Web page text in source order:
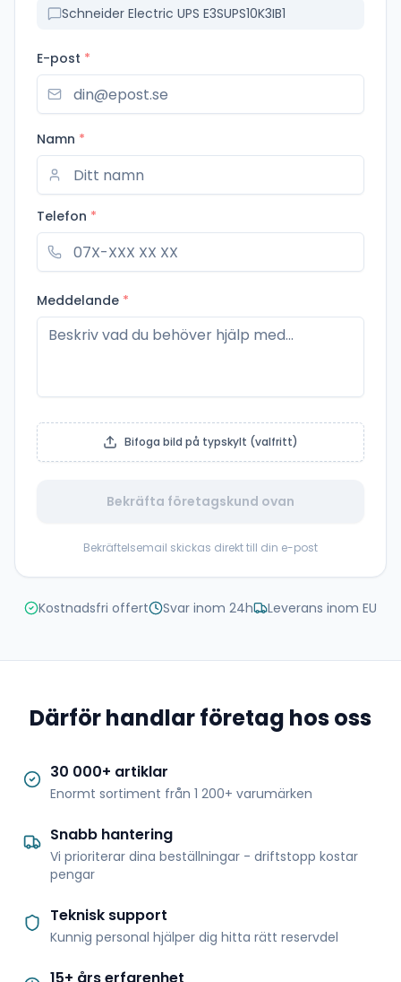
Schneider Electric UPS E3SUPS10K3IB1
E-post *
Namn *
Telefon *
Meddelande *
Bifoga bild på typskylt (valfritt)
Bekräfta företagskund ovan
Bekräftelsemail skickas direkt till din e-post
Kostnadsfri offert Svar inom 24h Leverans inom EU
Därför handlar företag hos oss
30 000+ artiklar
Enormt sortiment från 1 200+ varumärken
Snabb hantering
Vi prioriterar dina beställningar - driftstopp kostar
pengar
Teknisk support
Kunnig personal hjälper dig hitta rätt reservdel